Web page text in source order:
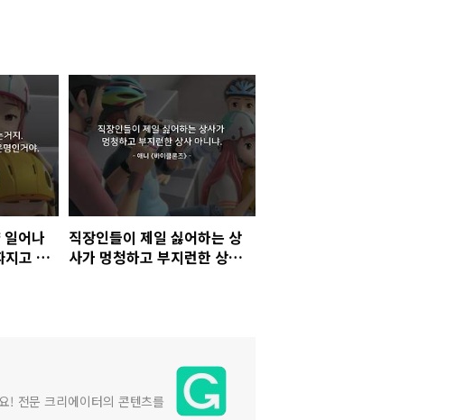
어나
지고 보
직장인들이 제일 싫어하는 상
사가 멍청하고 부지런한 상사
! 전문 크리에이터의 콘텐츠를